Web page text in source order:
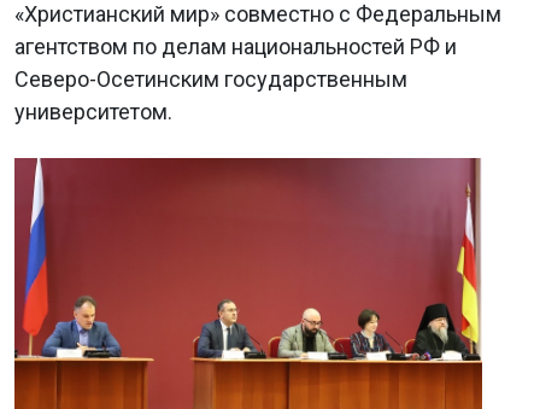
«Христианский мир» совместно с Федеральным
агентством по делам национальностей РФ и
Северо-Осетинским государственным
университетом.